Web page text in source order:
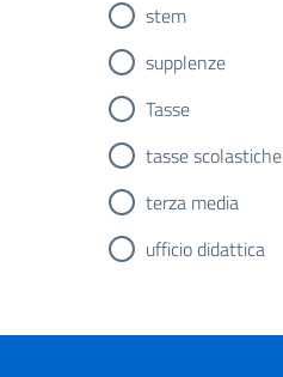
stem
supplenze
Tasse
tasse scolastiche
terza media
ufficio didattica